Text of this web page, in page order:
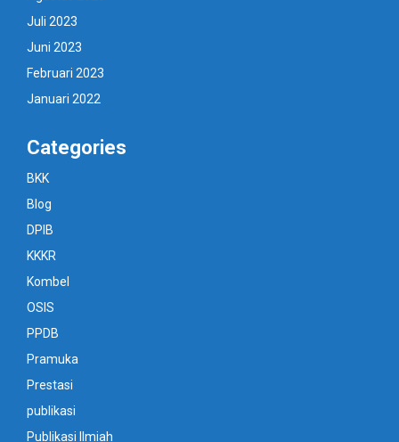
Juli 2023
Juni 2023
Februari 2023
Januari 2022
Categories
BKK
Blog
DPIB
KKKR
Kombel
OSIS
PPDB
Pramuka
Prestasi
publikasi
Publikasi Ilmiah